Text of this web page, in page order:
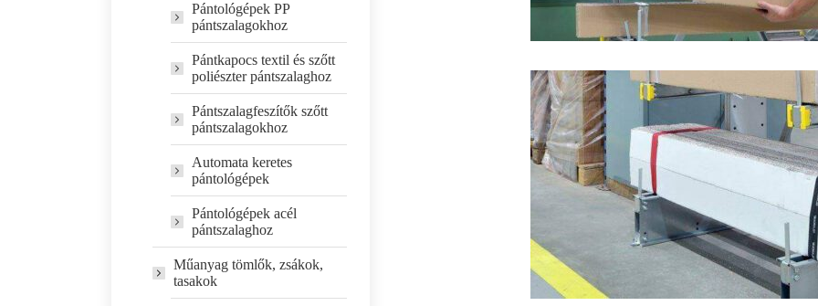
Pántológépek PP
pántszalagokhoz
Pántkapocs textil és szőtt
poliészter pántszalaghoz
Pántszalagfeszítők szőtt
pántszalagokhoz
Automata keretes
pántológépek
Pántológépek acél
pántszalaghoz
Műanyag tömlők, zsákok,
tasakok